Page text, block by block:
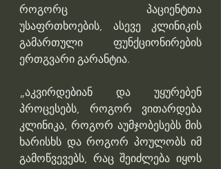
როგორც პაციენტთა
უსაფრთხოების, ასევე კლინიკის
გამართული ფუნქციონირების
ერთგვარი გარანტია.
„აკვირდებიან და უყურებენ
პროცესებს, როგორ ვითარდება
კლინიკა, როგორ აუმჯობესებს მის
ხარისხს და როგორ პოულობს იმ
გამოწვევებს, რაც შეიძლება იყოს